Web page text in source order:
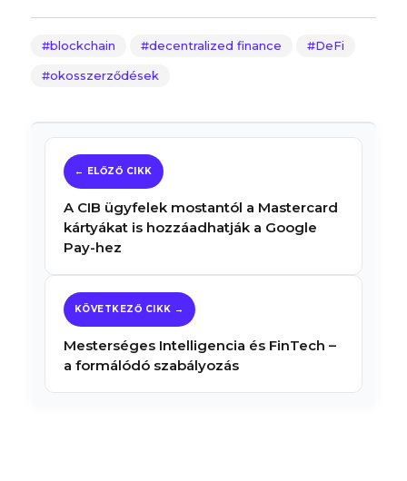
blockchain decentralized finance DeFi
okosszerződések
A CIB ügyfelek mostantól a Mastercard
kártyákat is hozzáadhatják a Google
Pay-hez
Mesterséges Intelligencia és FinTech –
a formálódó szabályozás